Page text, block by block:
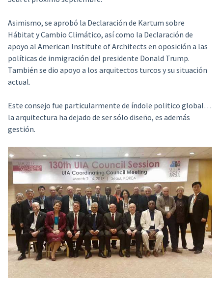
Asimismo, se aprobó la Declaración de Kartum sobre
Hábitat y Cambio Climático, así como la Declaración de
apoyo al American Institute of Architects en oposición a las
políticas de inmigración del presidente Donald Trump.
También se dio apoyo a los arquitectos turcos y su situación
actual.
Este consejo fue particularmente de índole politico global…
la arquitectura ha dejado de ser sólo diseño, es además
gestión.